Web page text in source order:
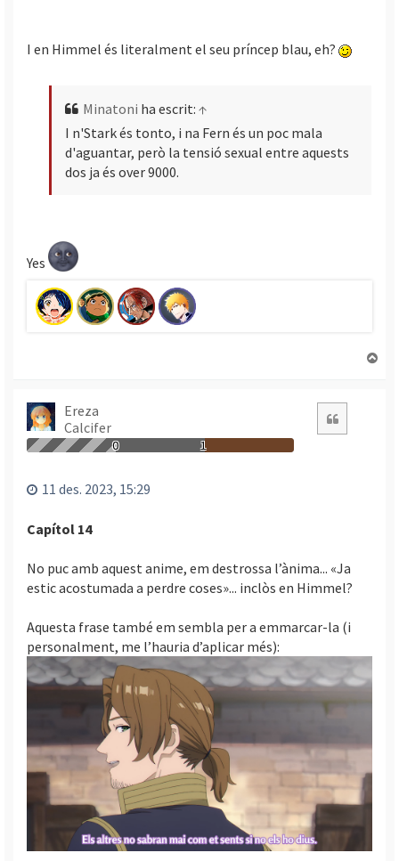
I en Himmel és literalment el seu príncep blau, eh?
Minatoni ha escrit: ↑
I n'Stark és tonto, i na Fern és un poc mala
d'aguantar, però la tensió sexual entre aquests
dos ja és over 9000.
Yes
Ereza
Calcifer
0 1
11 des. 2023, 15:29
Capítol 14
No puc amb aquest anime, em destrossa l’ànima... «Ja
estic acostumada a perdre coses»... inclòs en Himmel?
Aquesta frase també em sembla per a emmarcar-la (i
personalment, me l’hauria d’aplicar més):